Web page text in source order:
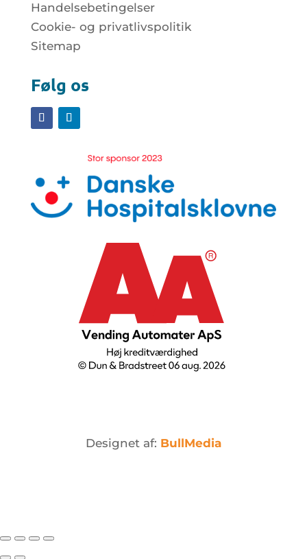
Handelsebetingelser
Cookie- og privatlivspolitik
Sitemap
Følg os
Designet af: BullMedia